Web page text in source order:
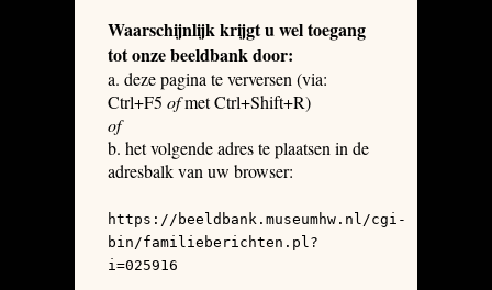
Waarschijnlijk krijgt u wel toegang
tot onze beeldbank door:
a. deze pagina te verversen (via:
Ctrl+F5 ofmet Ctrl+Shift+R)
of
b. het volgende adres te plaatsen in de
adresbalk van uw browser:
https://beeldbank.museumhw.nl/cgi-
bin/familieberichten.pl?
i=025916